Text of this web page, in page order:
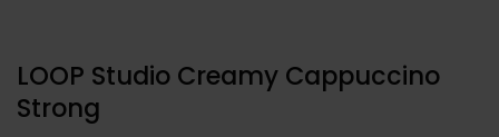
LOOP Studio Creamy Cappuccino
Strong